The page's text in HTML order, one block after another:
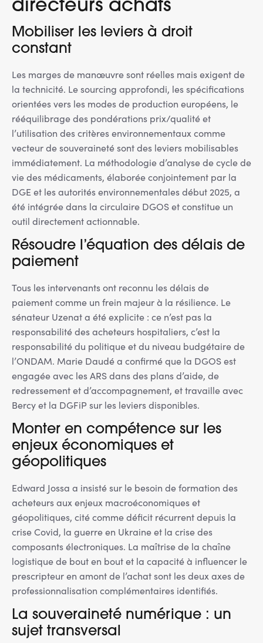
directeurs achats
Mobiliser les leviers à droit
constant
Les marges de manœuvre sont réelles mais exigent de
la technicité. Le sourcing approfondi, les spécifications
orientées vers les modes de production européens, le
rééquilibrage des pondérations prix/qualité et
l’utilisation des critères environnementaux comme
vecteur de souveraineté sont des leviers mobilisables
immédiatement. La méthodologie d’analyse de cycle de
vie des médicaments, élaborée conjointement par la
DGE et les autorités environnementales début 2025, a
été intégrée dans la circulaire DGOS et constitue un
outil directement actionnable.
Résoudre l’équation des délais de
paiement
Tous les intervenants ont reconnu les délais de
paiement comme un frein majeur à la résilience. Le
sénateur Uzenat a été explicite : ce n’est pas la
responsabilité des acheteurs hospitaliers, c’est la
responsabilité du politique et du niveau budgétaire de
l’ONDAM. Marie Daudé a confirmé que la DGOS est
engagée avec les ARS dans des plans d’aide, de
redressement et d’accompagnement, et travaille avec
Bercy et la DGFiP sur les leviers disponibles.
Monter en compétence sur les
enjeux économiques et
géopolitiques
Edward Jossa a insisté sur le besoin de formation des
acheteurs aux enjeux macroéconomiques et
géopolitiques, cité comme déficit récurrent depuis la
crise Covid, la guerre en Ukraine et la crise des
composants électroniques. La maîtrise de la chaîne
logistique de bout en bout et la capacité à influencer le
prescripteur en amont de l’achat sont les deux axes de
professionnalisation complémentaires identifiés.
La souveraineté numérique : un
sujet transversal